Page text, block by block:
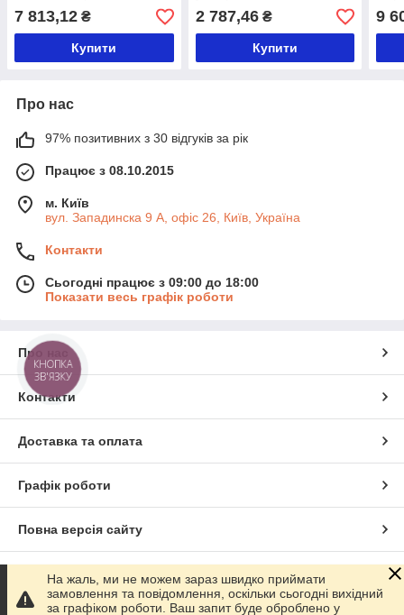
шарнірною насадкою C-
23IC
7 813,12 ₴
Купити
мм x 2,3 м C-8
2 787,46₴
Купити
9
Про нас
97% позитивних з 30 відгуків за рік
Працює з 08.10.2015
м. Київ
вул. Западинска 9 А, офіс 26, Київ, Україна
Контакти
Сьогодні працює з 09:00 до 18:00
Показати весь графік роботи
Про нас
Контакти
Доставка та оплата
Графік роботи
Повна версія сайту
Сайт створено на маркетплейсіProm.ua
На жаль, ми не можем зараз швидко приймати
замовлення та повідомлення, оскільки сьогодні вихідний
за графіком роботи. Ваш запит буде оброблено у
КНОПКА
ЗВ'ЯЗКУ